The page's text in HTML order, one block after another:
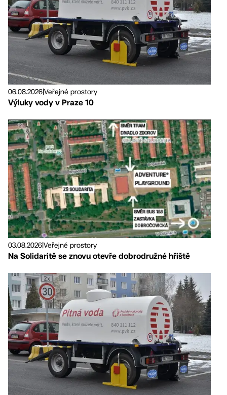
06.08.2026|Veřejné prostory
Výluky vody v Praze 10
03.08.2026Veřejné prostory
Na Solidaritě se znovu otevře dobrodružné hřiště